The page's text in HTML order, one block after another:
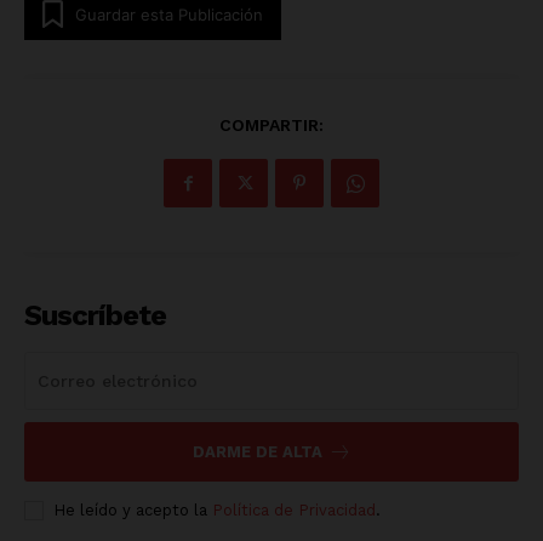
Guardar esta Publicación
COMPARTIR:
Suscríbete
DARME DE ALTA
He leído y acepto la Política de Privacidad .